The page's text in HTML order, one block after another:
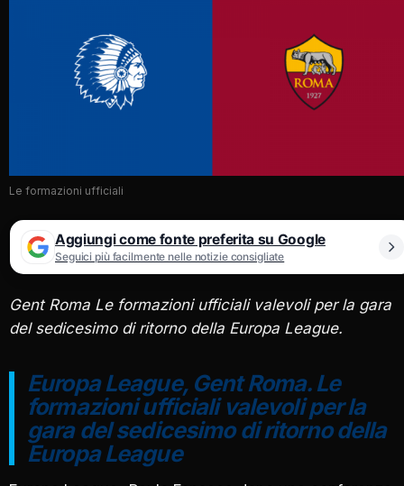
Le formazioni ufficiali
Aggiungi come fonte preferita su Google
Seguici più facilmente nelle notizie consigliate
Gent Roma Le formazioni ufficiali valevoli per la gara
del sedicesimo di ritorno della Europa League.
Europa League, Gent Roma. Le
formazioni ufficiali valevoli per la
gara del sedicesimo di ritorno della
Europa League